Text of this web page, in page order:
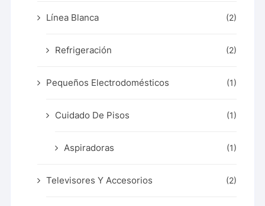
Línea Blanca (2)
Refrigeración (2)
Pequeños Electrodomésticos (1)
Cuidado De Pisos (1)
Aspiradoras (1)
Televisores Y Accesorios (2)